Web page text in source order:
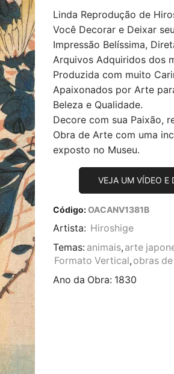
Linda Reprodução de
Você Decorar e Deixar
Impressão Belíssima,
Arquivos Adquiridos dos
Produzida com muito
Apaixonados por Arte
Beleza e Qualidade.
Decore com sua Paixão,
Obra de Arte com uma
exposto no Museu.
VEJA UM VÍDEO E
Código:OACANV1381B
Artista: Hiroshige
Temas: animais, arte
Formato Vertical, obras
Ano da Obra: 1830